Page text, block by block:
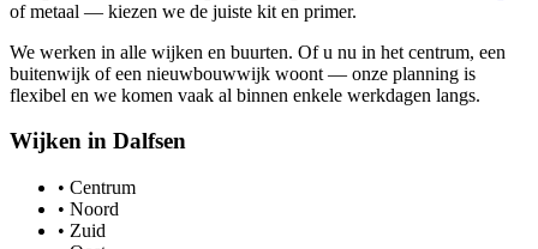
of metaal — kiezen we de juiste kit en primer.
We werken in alle wijken en buurten. Of u nu in het centrum, een
buitenwijk of een nieuwbouwwijk woont — onze planning is
flexibel en we komen vaak al binnen enkele werkdagen langs.
Wijken in Dalfsen
• Centrum
• Noord
• Zuid